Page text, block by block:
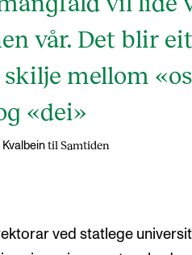
vår. Det blir eit
mellom
«dei»
Kvalbeintil Samtiden
ved statlege